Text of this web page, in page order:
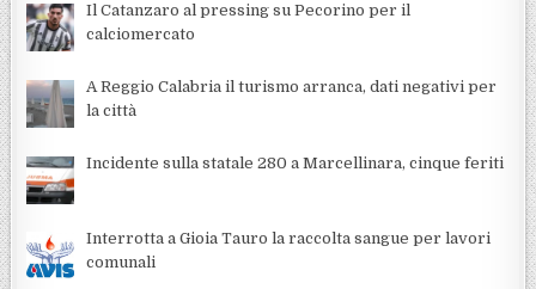
Il Catanzaro al pressing su Pecorino per il
calciomercato
A Reggio Calabria il turismo arranca, dati negativi per
la città
Incidente sulla statale 280 a Marcellinara, cinque feriti
Interrotta a Gioia Tauro la raccolta sangue per lavori
comunali